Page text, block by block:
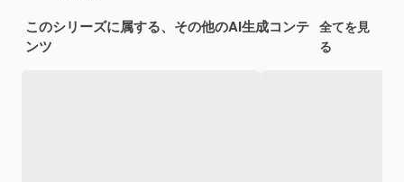
このシリーズに属する、その他のAI生成コンテ
ンツ
全てを見
る